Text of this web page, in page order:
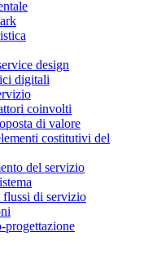
design
digitali
coinvolti
di valore
costitutivi del
del servizio
flussi di servizio
progettazione